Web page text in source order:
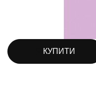
КУПИТИ